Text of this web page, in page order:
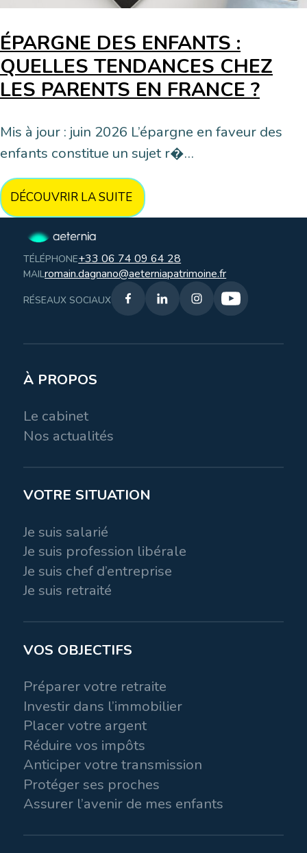
ÉPARGNE DES ENFANTS :
QUELLES TENDANCES CHEZ
LES PARENTS EN FRANCE ?
Mis à jour : juin 2026 L’épargne en faveur des
enfants constitue un sujet r�…
DÉCOUVRIR LA SUITE
TÉLÉPHONE+33 06 74 09 64 28
MAILromain.dagnano@aeterniapatrimoine.fr
RÉSEAUX SOCIAUX
À PROPOS
Le cabinet
Nos actualités
VOTRE SITUATION
Je suis salarié
Je suis profession libérale
Je suis chef d’entreprise
Je suis retraité
VOS OBJECTIFS
Préparer votre retraite
Investir dans l’immobilier
Placer votre argent
Réduire vos impôts
Anticiper votre transmission
Protéger ses proches
Assurer l’avenir de mes enfants